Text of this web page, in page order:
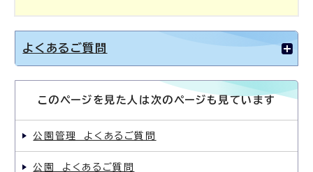
よくあるご質問
このページを見た人は次のページも見ています
公園管理 よくあるご質問
公園 よくあるご質問